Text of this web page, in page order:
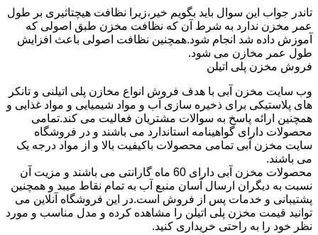
تاندر جواب این سوال باید بگویم خیر،زیرا نظافت هیچتاثیری بر طول
عمر مخزن ندارد به شرط آن که نظافت مخزن طبق اصولی که
آموزش داده شد انجام شود.همچنین نظافت اصولی باعث افزایش
طول عمر مخازن می شود.
فروش مخزن پلی اتیلن
وب سایت مخزن آبی با هدف فروش انواع مخازن پلی اتیلنی و تانکر
های پلاستیکی برای ذخیره سازی آب و مواد شیمیایی و مواد غذایی و
همچنین ارائه پاسخ به سوالات مشتریان فعالیت می کند.تمامی
محصولات دارای گواهینامه استاندارد می باشند و در فروشگاه
سایت مخزن آبی تمامی محصولات باکیفیت بالا و از مواد درجه یک
می باشند.
محصولات مخزن آبی دارای 60 ماه گارانتی می باشند و مزیت آن
نسبت به دیگران ارسال آسان منبع آب به تمام نقاط میبد و همچنین
پشتیبانی و خدمات پس از فروش است.در این فروشگاه آنلاین می
توانید قیمت مخزن پلی اتیلن را مشاهده کرده و مدل مناسب و مورد
نظر خود را به راحتی خریداری کنید.